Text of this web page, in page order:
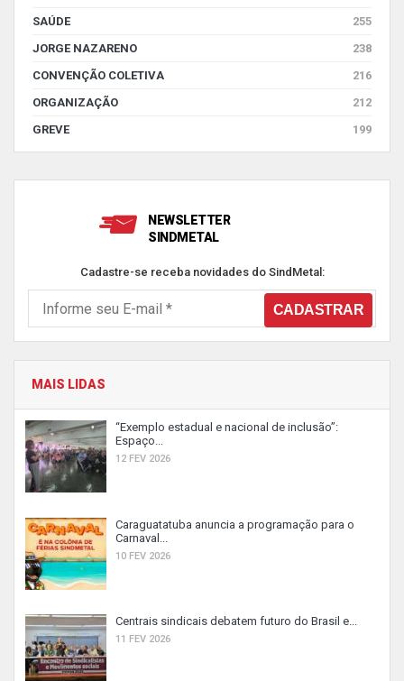
SAÚDE
255
JORGE NAZARENO
238
CONVENÇÃO COLETIVA
216
ORGANIZAÇÃO
212
GREVE
199
NEWSLETTER
SINDMETAL
Cadastre-se receba novidades do SindMetal:
MAIS LIDAS
“Exemplo estadual e nacional de inclusão”:
Espaço...
12 FEV 2026
Caraguatatuba anuncia a programação para o
Carnaval...
10 FEV 2026
Centrais sindicais debatem futuro do Brasil e...
11 FEV 2026